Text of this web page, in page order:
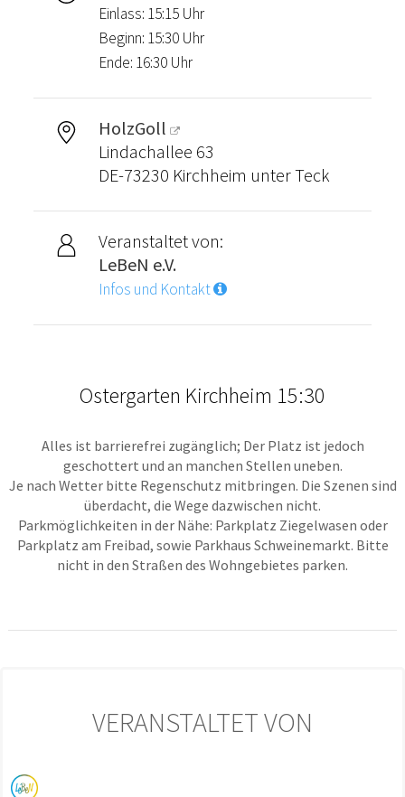
Einlass: 15:15 Uhr
Beginn: 15:30 Uhr
Ende: 16:30 Uhr
HolzGoll
Lindachallee 63
DE-73230 Kirchheim unter Teck
Veranstaltet von:
LeBeN e.V.
Infos und Kontakt
Ostergarten Kirchheim 15:30
Alles ist barrierefrei zugänglich; Der Platz ist jedoch
geschottert und an manchen Stellen uneben.
Je nach Wetter bitte Regenschutz mitbringen. Die Szenen sind
überdacht, die Wege dazwischen nicht.
Parkmöglichkeiten in der Nähe: Parkplatz Ziegelwasen oder
Parkplatz am Freibad, sowie Parkhaus Schweinemarkt. Bitte
nicht in den Straßen des Wohngebietes parken.
VERANSTALTET VON